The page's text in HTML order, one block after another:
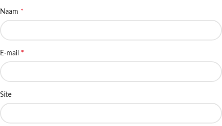
Naam *
E-mail *
Site